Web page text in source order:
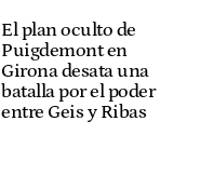
El plan oculto de
Puigdemont en
Girona desata una
batalla por el poder
entre Geis y Ribas